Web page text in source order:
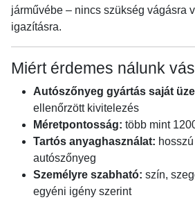
járművébe – nincs szükség vágásra
igazításra.
Miért érdemes nálunk
Autószőnyeg gyártás saját
ellenőrzött kivitelezés
Méretpontosság: több mint
Tartós anyaghasználat:
autószőnyeg
Személyre szabható: szín,
egyéni igény szerint